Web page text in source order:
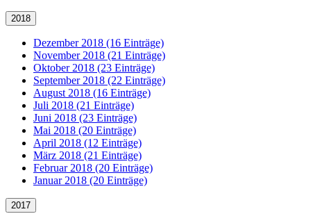
2018
Dezember 2018 (16 Einträge)
November 2018 (21 Einträge)
Oktober 2018 (23 Einträge)
September 2018 (22 Einträge)
August 2018 (16 Einträge)
Juli 2018 (21 Einträge)
Juni 2018 (23 Einträge)
Mai 2018 (20 Einträge)
April 2018 (12 Einträge)
März 2018 (21 Einträge)
Februar 2018 (20 Einträge)
Januar 2018 (20 Einträge)
2017